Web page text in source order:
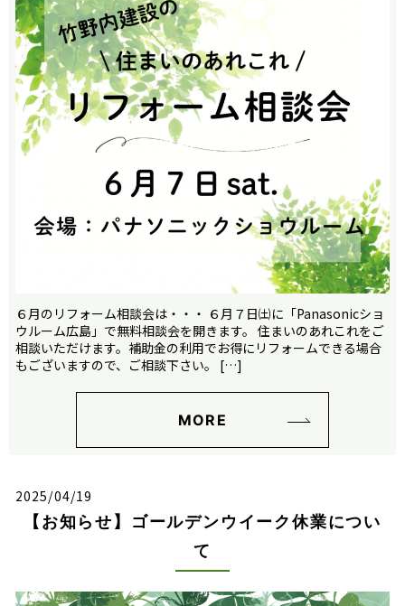
６月のリフォーム相談会は・・・ ６月７日㈯に「Panasonicショ
ウルーム広島」で無料相談会を開きます。 住まいのあれこれをご
相談いただけます。補助金の利用でお得にリフォームできる場合
もございますので、ご相談下さい。 […]
MORE
2025/04/19
【お知らせ】ゴールデンウイーク休業につい
て